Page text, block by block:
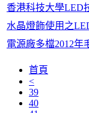
香港科技大學LED
水晶燈飾使用之
電源廠多檔2012年
首頁
<
39
40